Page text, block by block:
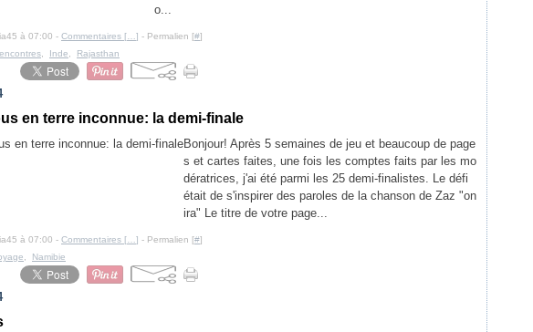
o...
à 07:00 - Commentaires [ ] - Permalien [#]
Inde Rajasthan
en terre inconnue: la demi-finale
Bonjour! Après 5 semaines de jeu et beaucoup de page
s et cartes faites, une fois les comptes faits par les mo
dératrices, j'ai été parmi les 25 demi-finalistes. Le défi
était de s'inspirer des paroles de la chanson de Zaz "on
ira" Le titre de votre page...
à 07:00 - Commentaires [ ] - Permalien [#]
Namibie